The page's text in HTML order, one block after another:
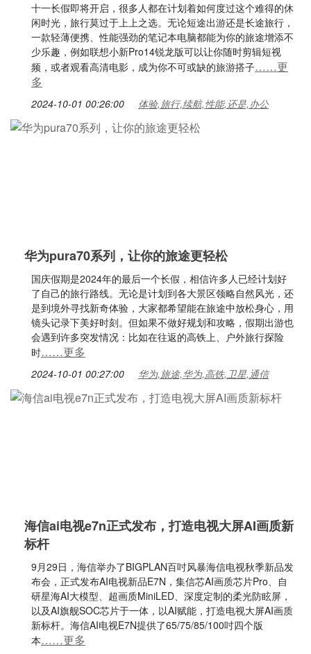
十一长假即将开启，很多人都在计划着如何度过这个难得的休
闲时光，旅行莫过于上上之选。无论短途出游还是长途旅行，
一款轻薄便携、性能强劲的笔记本电脑都能为你的旅途增添不
少乐趣，例如联想小新Pro14锐龙版可以让你随时剪辑短视
频，或者观看高清电影，成为你不可或缺的旅游搭子……更
多
2024-10-01 00:26:00 体验,旅行,续航,性能,还是,办公
华为pura70系列，让你的旅途更轻松
国庆假期是2024年的最后一个长假，相信许多人已经计划好
了自己的旅行路线。无论是计划到各大景区领略自然风光，还
是到境外寻找新奇体验，大家都希望能在旅途中放松身心，用
镜头记录下美好时刻。但如果不做好规划和攻略，假期出游也
会遇到许多突发情况：比如在往返的高铁上、户外旅行探险
时……更多
2024-10-01 00:27:00 华为,旅途,华为,高铁,卫星,通信
海信ai电视e7n正式发布，打造电视大屏AI画质新
标杆
9月29日，海信举办了BIGPLAN百吋风暴海信电视秋季新品发
布会，正式发布AI电视新品E7N，集信芯AI画质芯片Pro、自
研星海AI大模型、超画质MiniLED、深度定制的柔光防眩屏，
以及AI旗舰SOC芯片于一体，以AI赋能，打造电视大屏AI画质
新标杆。海信AI电视E7N提供了65/75/85/100吋四个版
本……更多